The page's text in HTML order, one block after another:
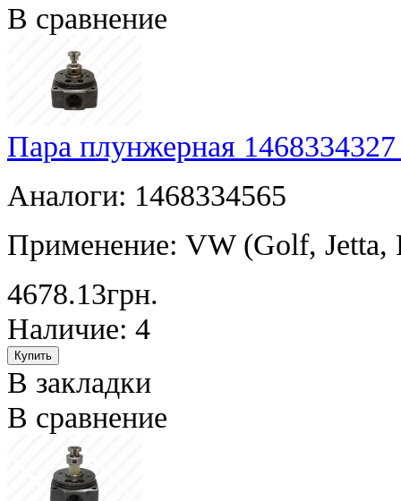
В сравнение
Пара плунжерная
Аналоги: 1468334565
Применение: VW (Golf, Jetta,
4678.13грн.
Наличие: 4
В закладки
В сравнение